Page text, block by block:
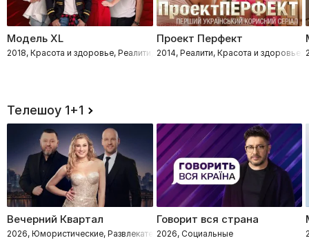
Модель XL
2018, Красота и здоровье, Реалити, Мода
Проект Перфект
2014, Реалити, Красота и здоровье,
Телешоу 1+1
Вечерний Квартал
2026, Юмористические, Развлекательное
Говорит вся страна
2026, Социальные